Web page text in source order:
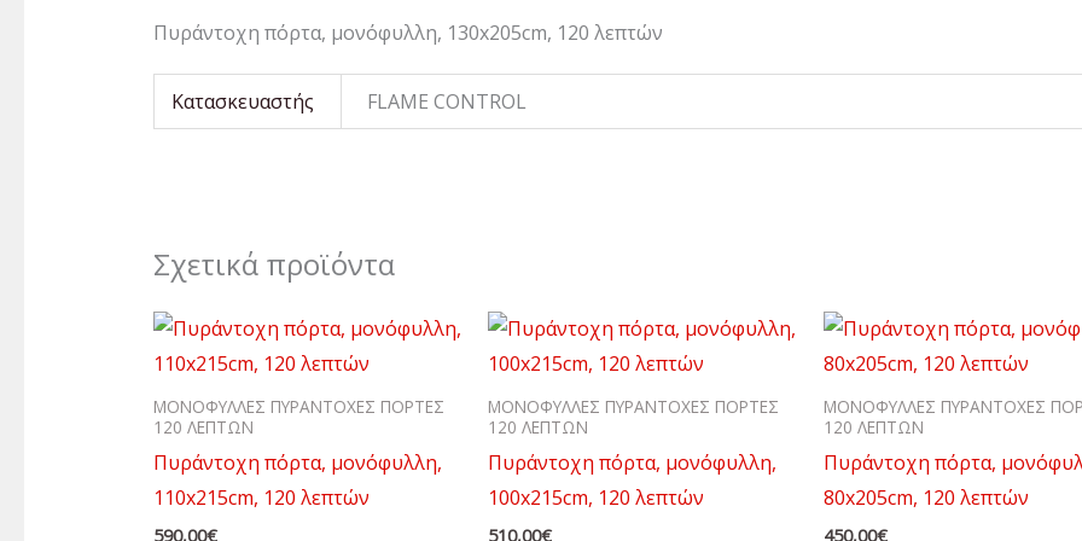
Πυράντοχη πόρτα, μονόφυλλη, 130x205cm, 120 λεπτών
Κατασκευαστής FLAME CONTROL
Σχετικά προϊόντα
ΜΟΝΟΦΥΛΛΕΣ ΠΥΡΑΝΤΟΧΕΣ ΠΟΡΤΕΣ
120 ΛΕΠΤΩΝ
Πυράντοχη πόρτα, μονόφυλλη,
110x215cm, 120 λεπτών
590,00€
ΜΟΝΟΦΥΛΛΕΣ ΠΥΡΑΝΤΟΧΕΣ ΠΟΡΤΕΣ
120 ΛΕΠΤΩΝ
Πυράντοχη πόρτα, μονόφυλλη,
100x215cm, 120 λεπτών
510,00€
ΜΟΝΟΦΥΛΛΕΣ ΠΥΡΑΝΤΟΧΕΣ
120 ΛΕΠΤΩΝ
Πυράντοχη πόρτα,
80x205cm, 120 λεπτών
450,00€